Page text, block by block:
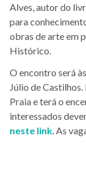
Alves, autor do
para
obras de arte em
Histórico.
O encontro será
Júlio de
Praia e terá o
interessados
neste link . As